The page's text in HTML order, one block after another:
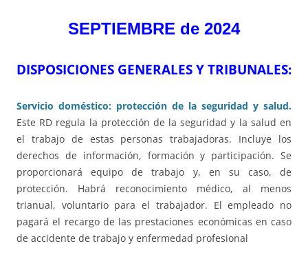
SEPTIEMBRE de 2024
DISPOSICIONES GENERALES Y TRIBUNALES:
Servicio doméstico: protección de la seguridad y salud.
Este RD regula la protección de la seguridad y la salud en
el trabajo de estas personas trabajadoras. Incluye los
derechos de información, formación y participación. Se
proporcionará equipo de trabajo y, en su caso, de
protección. Habrá reconocimiento médico, al menos
trianual, voluntario para el trabajador. El empleado no
pagará el recargo de las prestaciones económicas en caso
de accidente de trabajo y enfermedad profesional